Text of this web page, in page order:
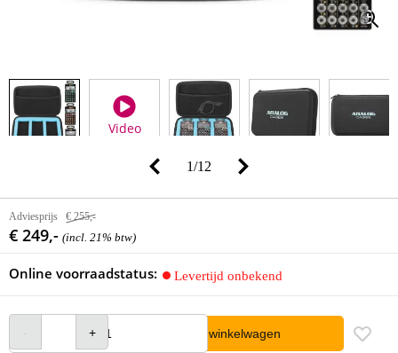
Video
1/12
Adviesprijs € 255,-
€ 249,- (incl. 21% btw)
Online voorraadstatus: Levertijd onbekend
In winkelwagen